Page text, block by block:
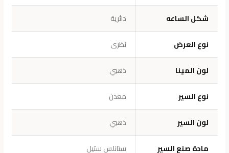
شكل الساعه
دائرية
نوع العرض
نظرى
لون المينا
ذهبي
نوع السير
معدن
لون السير
ذهبي
مادة صنع السير
ستانلس ستيل